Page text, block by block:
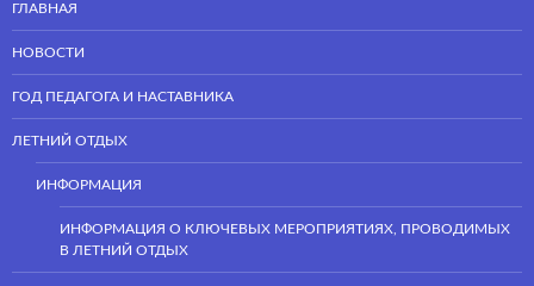
ГЛАВНАЯ
НОВОСТИ
ГОД ПЕДАГОГА И НАСТАВНИКА
ЛЕТНИЙ ОТДЫХ
ИНФОРМАЦИЯ
ИНФОРМАЦИЯ О КЛЮЧЕВЫХ МЕРОПРИЯТИЯХ, ПРОВОДИМЫХ
В ЛЕТНИЙ ОТДЫХ